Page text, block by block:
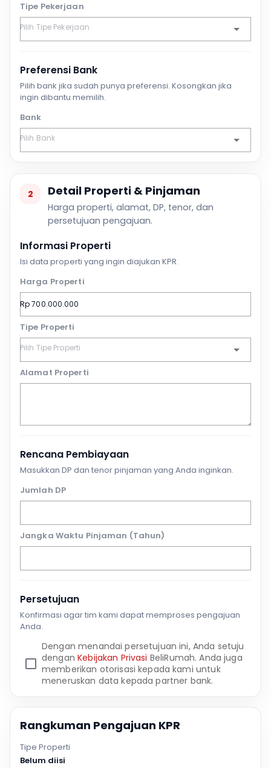
Tipe Pekerjaan
Preferensi Bank
Pilih bank jika sudah punya preferensi. Kosongkan jika
ingin dibantu memilih.
Bank
2 Detail Properti & Pinjaman
Harga properti, alamat, DP, tenor, dan
persetujuan pengajuan.
Informasi Properti
Isi data properti yang ingin diajukan KPR.
Harga Properti
Tipe Properti
Alamat Properti
Rencana Pembiayaan
Masukkan DP dan tenor pinjaman yang Anda inginkan.
Jumlah DP
Jangka Waktu Pinjaman (Tahun)
Persetujuan
Konfirmasi agar tim kami dapat memproses pengajuan
Anda.
Dengan menandai persetujuan ini, Anda setuju
denganKebijakan Privasi BeliRumah. Anda juga
memberikan otorisasi kepada kami untuk
meneruskan data kepada partner bank.
Rangkuman Pengajuan KPR
Tipe Properti
Belum diisi